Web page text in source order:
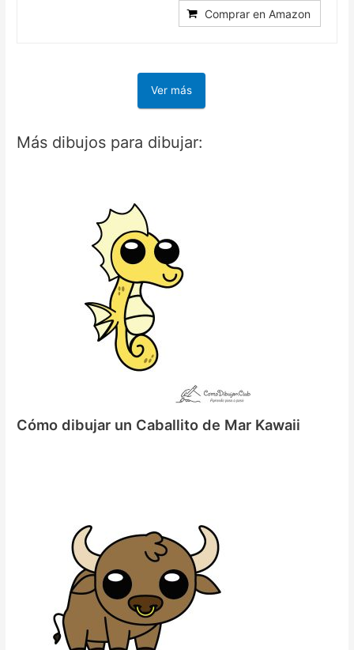
Comprar en Amazon
Ver más
Más dibujos para dibujar:
Cómo dibujar un Caballito de Mar Kawaii